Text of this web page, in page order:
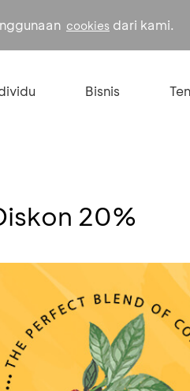
cookies dari kami.
Bisnis
20%